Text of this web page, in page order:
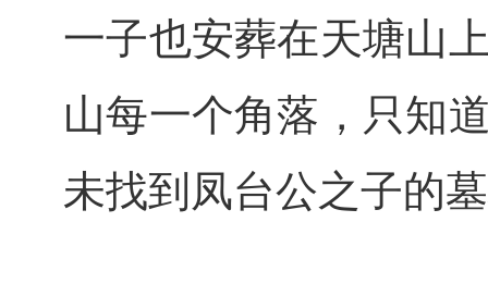
一子也安葬在天塘山
山每一个角落，只知
未找到凤台公之子的